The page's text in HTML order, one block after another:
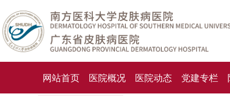
网站首页 医院概况 医院动态 党建专栏